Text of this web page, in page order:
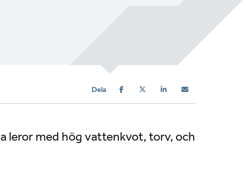
Dela
leror med hög vattenkvot, torv, och